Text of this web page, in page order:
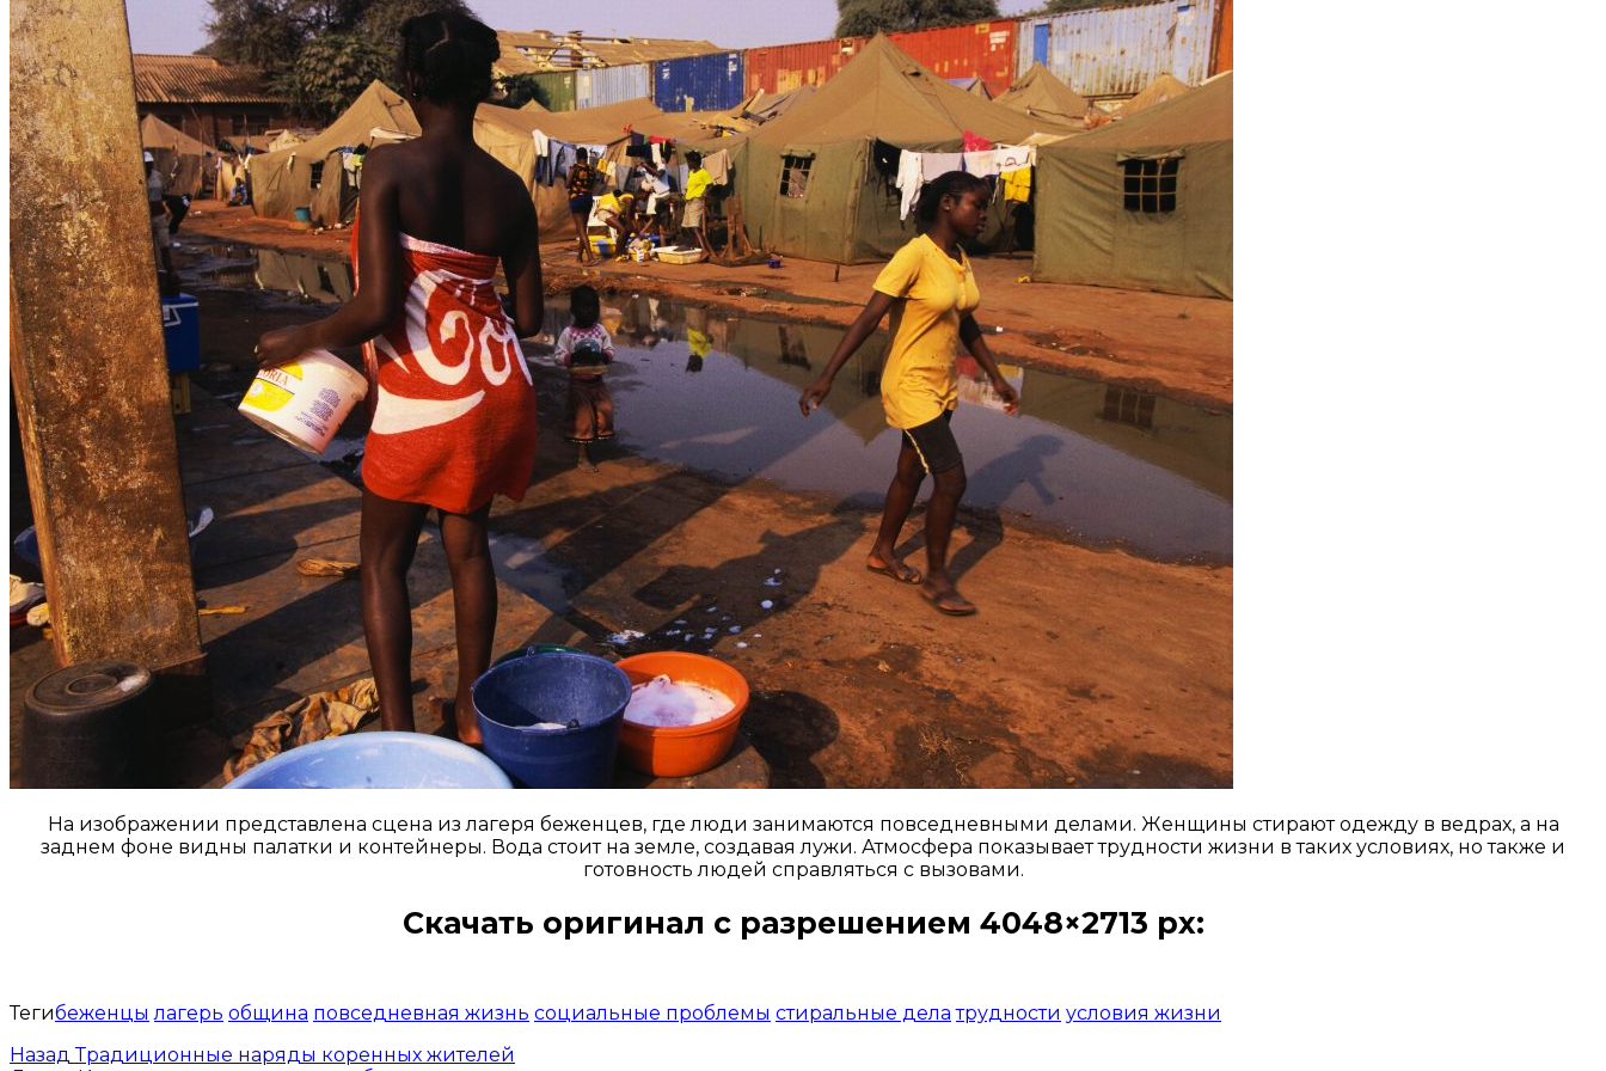
На изображении представлена сцена из лагеря беженцев, где люди занимаются повседневными делами. Женщины стирают одежду в ведрах, а на
заднем фоне видны палатки и контейнеры. Вода стоит на земле, создавая лужи. Атмосфера показывает трудности жизни в таких условиях, но также и
готовность людей справляться с вызовами.
Скачать оригинал с разрешением 4048×2713 px:
Тегибеженцы лагерь община повседневная жизнь социальные проблемы стиральные дела трудности условия жизни
Назад Традиционные наряды коренных жителей